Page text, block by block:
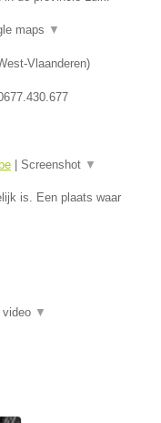
maps ▼
Vlaanderen)
Screenshot ▼
is. Een plaats waar
video ▼